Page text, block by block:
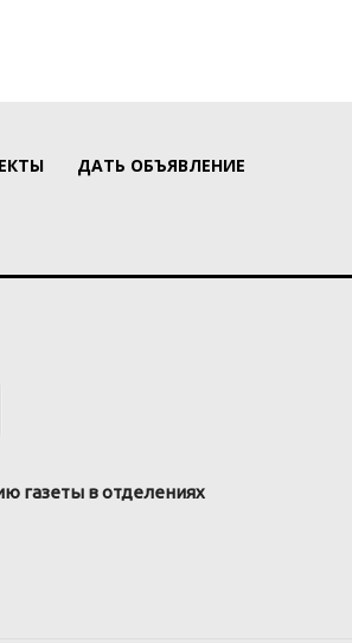
ДАТЬ ОБЪЯВЛЕНИЕ
газеты в отделениях